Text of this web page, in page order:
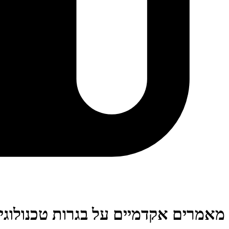
מאמרים אקדמיים על בגרות